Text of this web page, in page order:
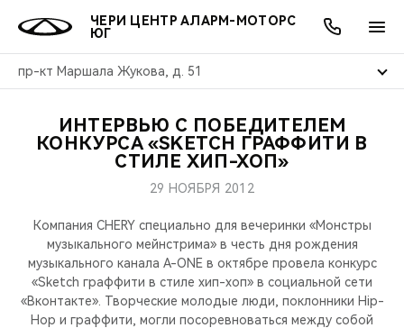
ЧЕРИ ЦЕНТР АЛАРМ-МОТОРС
ЮГ
пр-кт Маршала Жукова, д. 51
МОДЕЛИ
СЕДАНЫ
ПОКУПАТЕЛЯМ
КРЕДИТ И СТРАХОВАНИЕ
ВЛАДЕЛЬЦАМ
ЗАПЧАСТИ И АКСЕССУАРЫ
ПОДДЕРЖКА
CHERY CONNECT
МИР CHERY
О БРЕНДЕ
CHERY В СОЦСЕТЯХ
ЛЮДИ CHERY
АКЦИИ
ОНЛАЙН СЕРВИСЫ
КРЕДИТ
О КОМПАНИИ
МЫ В СОЦСЕТЯХ
ИНТЕРВЬЮ С ПОБЕДИТЕЛЕМ
КОНКУРСА «SKETCH ГРАФФИТИ В
СТИЛЕ ХИП-ХОП»
29 НОЯБРЯ 2012
Компания CHERY специально для вечеринки «Монстры
музыкального мейнстрима» в честь дня рождения
музыкального канала A-ONE в октябре провела конкурс
«Sketch граффити в стиле хип-хоп» в социальной сети
«Вконтакте». Творческие молодые люди, поклонники Hip-
Hop и граффити, могли посоревноваться между собой